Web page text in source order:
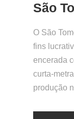
São
O São
fins
encerada
curta-
produção